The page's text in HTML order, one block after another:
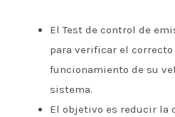
El Test de control de
para verificar el correcto
funcionamiento de su
sistema.
El objetivo es reducir la